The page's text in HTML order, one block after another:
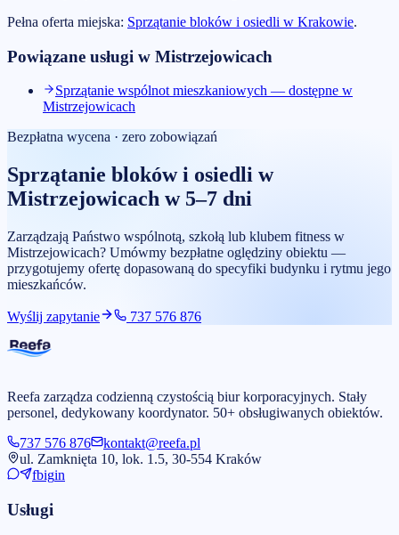
Pełna oferta miejska: Sprzątanie bloków i osiedli w Krakowie.
Powiązane usługi w Mistrzejowicach
Sprzątanie wspólnot mieszkaniowych — dostępne w
Mistrzejowicach
Bezpłatna wycena · zero zobowiązań
Sprzątanie bloków i osiedli w
Mistrzejowicach w 5–7 dni
Zarządzają Państwo wspólnotą, szkołą lub klubem fitness w
Mistrzejowicach? Umówmy bezpłatne oględziny obiektu —
przygotujemy ofertę dopasowaną do specyfiki budynku i rytmu jego
mieszkańców.
Wyślij zapytanie 737 576 876
Reefa zarządza codzienną czystością biur korporacyjnych. Stały
personel, dedykowany koordynator. 50+ obsługiwanych obiektów.
737 576 876
kontakt@reefa.pl
ul. Zamknięta 10, lok. 1.5, 30-554 Kraków
fbigin
Usługi